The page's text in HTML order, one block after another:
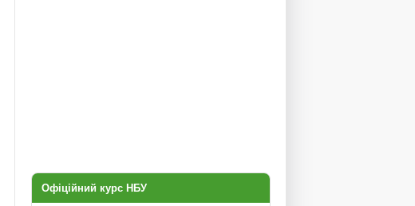
Офіційний курс НБУ